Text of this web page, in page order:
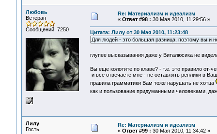
Любовь
Ветеран
Сообщений: 7250
Re: Материализм и идеализм
« Ответ #98 : 30 Мая 2010, 11:29:56 »
Цитата: Лилу от 30 Мая 2010, 11:23:48
Для людей - это большая разница, поэтому вы и
глупее высказывания даже у Виталюсика не
Вы еще колотите по клаве? - т.е. это правило от-
и все отвечаете мне - не оставлять реплики в
правила грамматики Вам тоже нарушать не хотца
как и пользование придуманными человеками,
Лилу
Гость
Re: Материализм и идеализм
« Ответ #99 : 30 Мая 2010, 11:34:42 »